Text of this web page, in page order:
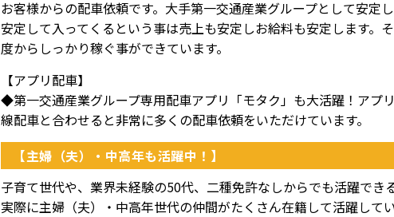
お客様からの配車依頼です。大手第一交通産業グループとして安定
安定して入ってくるという事は売上も安定しお給料も安定します。
度からしっかり稼ぐ事ができています。
【アプリ配車】
◆第一交通産業グループ専用配車アプリ「モタク」も大活躍！アプ
線配車と合わせると非常に多くの配車依頼をいただけています。
【主婦（夫）・中高年も活躍中！】
子育て世代や、業界未経験の50代、二種免許なしからでも活躍でき
実際に主婦（夫）・中高年世代の仲間がたくさん在籍して活躍して